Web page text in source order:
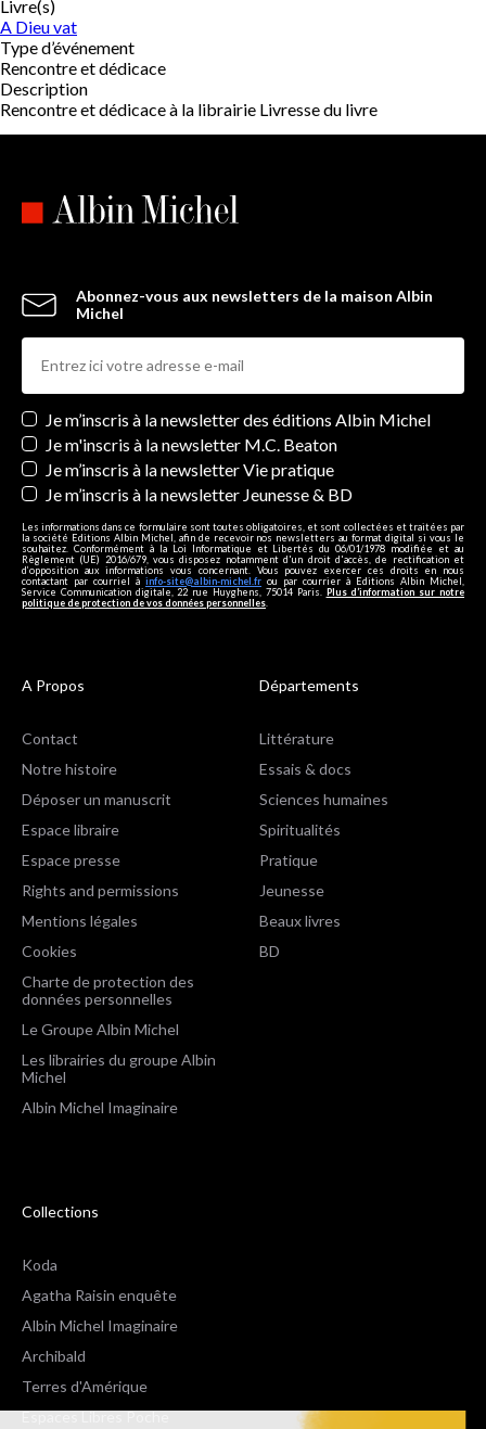
Livre(s)
A Dieu vat
Type d’événement
Rencontre et dédicace
Description
Rencontre et dédicace à la librairie Livresse du livre
Abonnez-vous aux newsletters de la maison Albin
Michel
Newsletters
Je m’inscris à la newsletter des éditions Albin Michel
Je m'inscris à la newsletter M.C. Beaton
Je m’inscris à la newsletter Vie pratique
Je m’inscris à la newsletter Jeunesse & BD
Les informations dans ce formulaire sont toutes obligatoires, et sont collectées et traitées par
la société Editions Albin Michel, afin de recevoir nos newsletters au format digital si vous le
souhaitez. Conformément à la Loi Informatique et Libertés du 06/01/1978 modifiée et au
Règlement (UE) 2016/679, vous disposez notamment d'un droit d'accès, de rectification et
d’opposition aux informations vous concernant. Vous pouvez exercer ces droits en nous
contactant par courriel à info-site@albin-michel.fr ou par courrier à Editions Albin Michel,
Service Communication digitale, 22 rue Huyghens, 75014 Paris. Plus d’information sur notre
politique de protection de vos données personnelles
A Propos
Contact
Notre histoire
Déposer un manuscrit
Espace libraire
Espace presse
Rights and permissions
Mentions légales
Cookies
Charte de protection des
données personnelles
Le Groupe Albin Michel
Les librairies du groupe Albin
Michel
Albin Michel Imaginaire
Départements
Littérature
Essais & docs
Sciences humaines
Spiritualités
Pratique
Jeunesse
Beaux livres
BD
Collections
Koda
Agatha Raisin enquête
Albin Michel Imaginaire
Archibald
Terres d'Amérique
Espaces Libres Poche